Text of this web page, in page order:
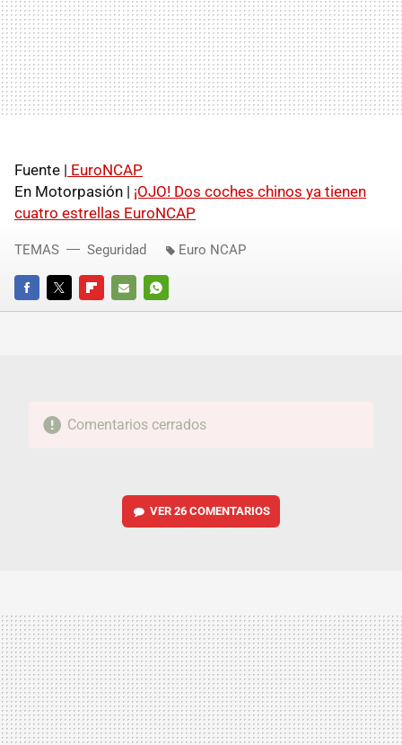
Fuente | EuroNCAP
En Motorpasión | ¡OJO! Dos coches chinos ya tienen
cuatro estrellas EuroNCAP
FACEBOOKTWITTERFLIPBOARD
E-
WHATSAPP
TEMAS Seguridad Euro NCAP
Comentarios cerrados
VER 26 COMENTARIOS